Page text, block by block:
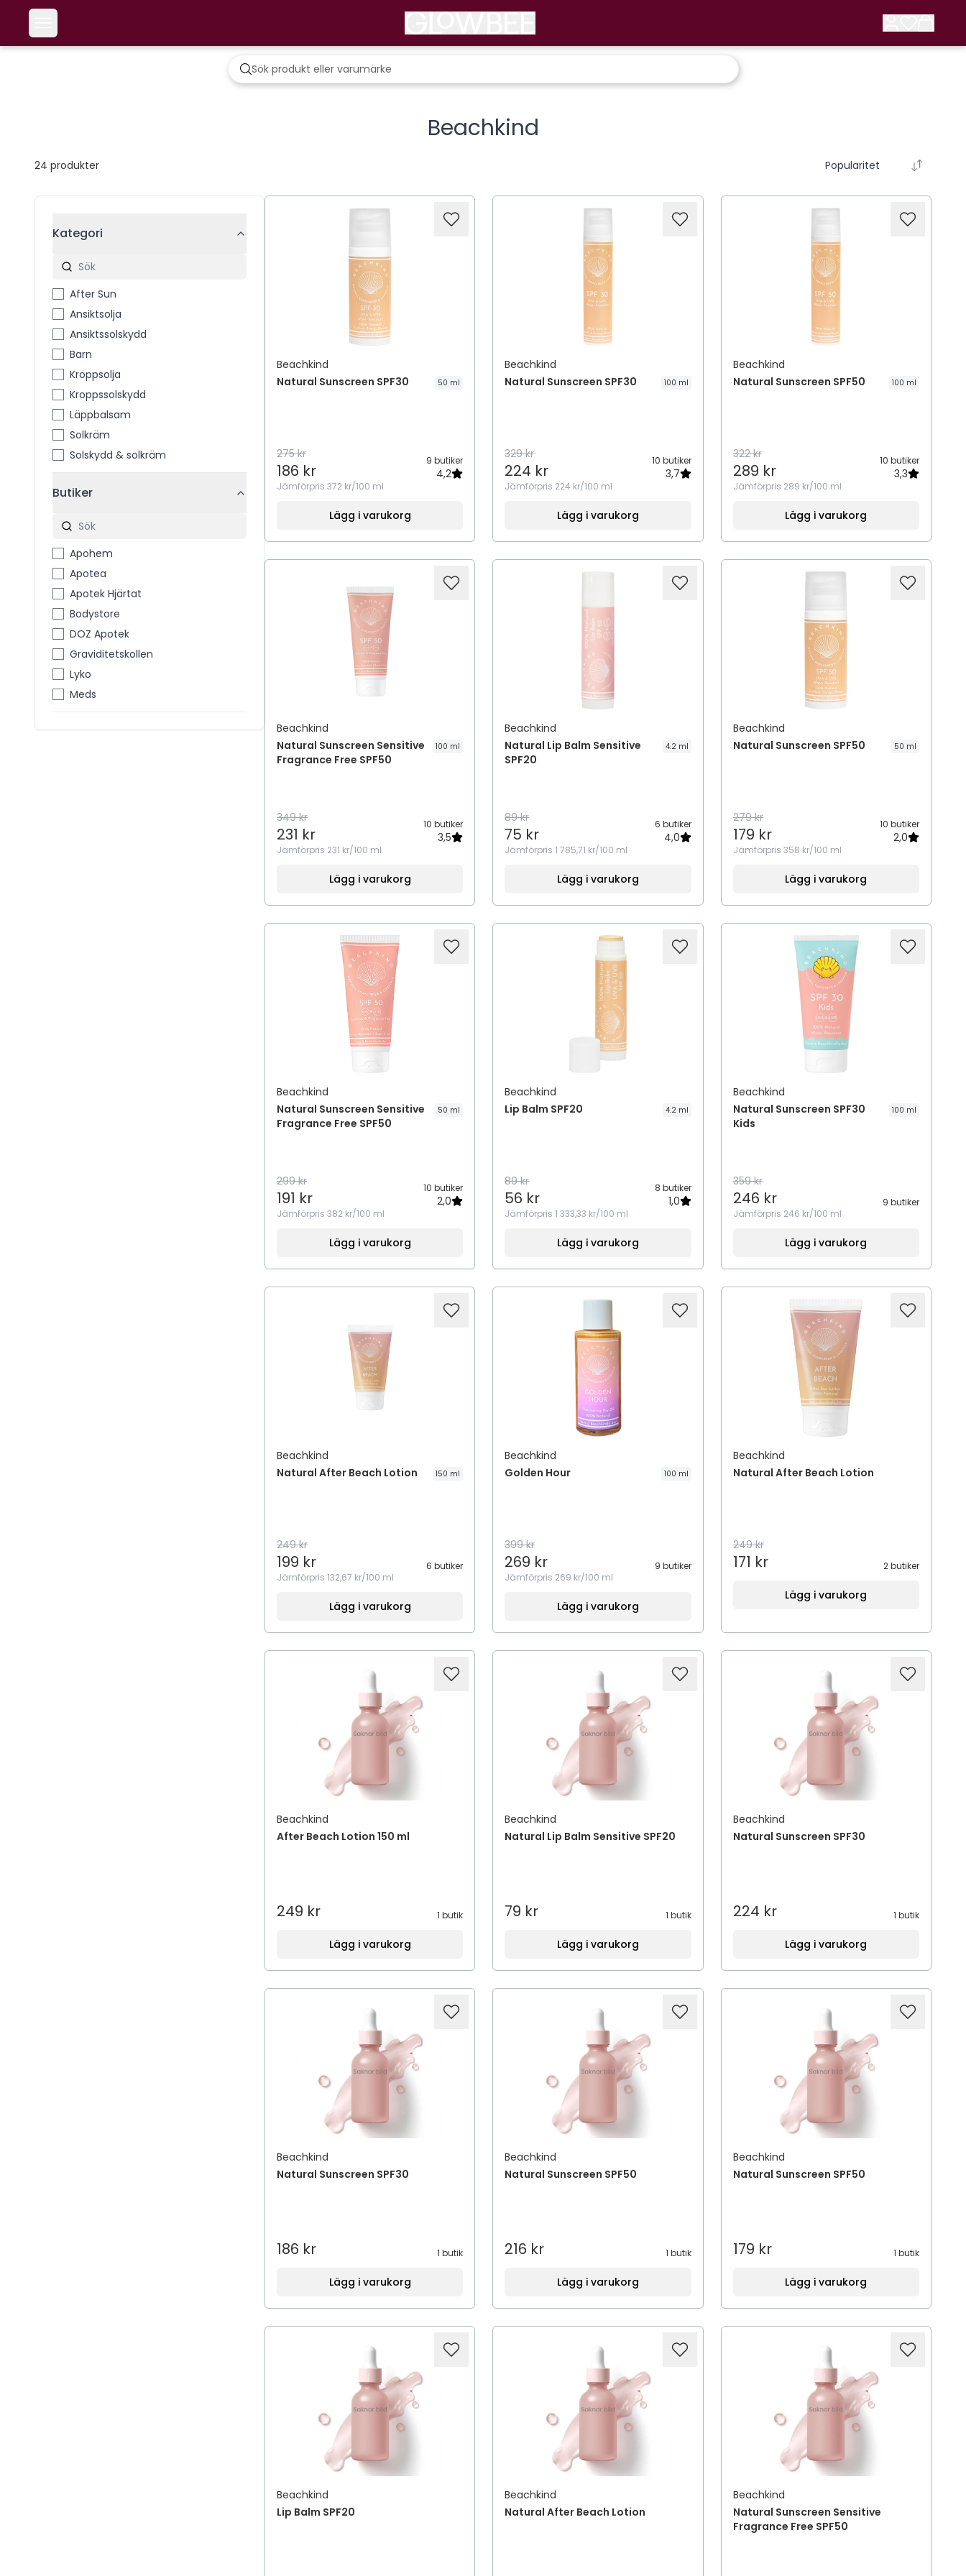
Beachkind
24 produkter Popularitet
Kategori
After Sun
Ansiktsolja
Ansiktssolskydd
Barn
Kroppsolja
Kroppssolskydd
Läppbalsam
Solkräm
Solskydd & solkräm
Butiker
Apohem
Apotea
Apotek Hjärtat
Bodystore
DOZ Apotek
Graviditetskollen
Lyko
Meds
Beachkind
Natural Sunscreen SPF30
50 ml
275 kr
186 kr
9 butiker
4,2
Jämförpris 372 kr/100 ml
Lägg i varukorg
Beachkind
Natural Sunscreen SPF30
100 ml
329 kr
224 kr
10 butiker
3,7
Jämförpris 224 kr/100 ml
Lägg i varukorg
Beachkind
Natural Sunscreen SPF50
100 ml
322 kr
289 kr
10 butiker
3,3
Jämförpris 289 kr/100 ml
Lägg i varukorg
Beachkind
Natural Sunscreen Sensitive
Fragrance Free SPF50
100 ml
349 kr
231 kr
10 butiker
3,5
Jämförpris 231 kr/100 ml
Lägg i varukorg
Beachkind
Natural Lip Balm Sensitive
SPF20
4.2 ml
89 kr
75 kr
6 butiker
4,0
Jämförpris1 785,71 kr/100 ml
Lägg i varukorg
Beachkind
Natural Sunscreen SPF50
50 ml
279 kr
179 kr
10 butiker
2,0
Jämförpris 358 kr/100 ml
Lägg i varukorg
Beachkind
Natural Sunscreen Sensitive
Fragrance Free SPF50
50 ml
299 kr
191 kr
10 butiker
2,0
Jämförpris 382 kr/100 ml
Lägg i varukorg
Beachkind
Lip Balm SPF20
4.2 ml
89 kr
56 kr
8 butiker
1,0
Jämförpris1 333,33 kr/100 ml
Lägg i varukorg
Beachkind
Natural Sunscreen SPF30
Kids
100 ml
359 kr
246 kr
9 butiker
Jämförpris 246 kr/100 ml
Lägg i varukorg
Beachkind
Natural After Beach Lotion
150 ml
249 kr
199 kr
6 butiker
Jämförpris 132,67 kr/100 ml
Lägg i varukorg
Beachkind
Golden Hour
100 ml
399 kr
269 kr
9 butiker
Jämförpris 269 kr/100 ml
Lägg i varukorg
Beachkind
Natural After Beach Lotion
249 kr
171 kr 2 butiker
Lägg i varukorg
Beachkind
After Beach Lotion 150 ml
249 kr 1 butik
Lägg i varukorg
Beachkind
Natural Lip Balm Sensitive SPF20
79 kr 1 butik
Lägg i varukorg
Beachkind
Natural Sunscreen SPF30
224 kr 1 butik
Lägg i varukorg
Beachkind
Natural Sunscreen SPF30
186 kr 1 butik
Lägg i varukorg
Beachkind
Natural Sunscreen SPF50
216 kr 1 butik
Lägg i varukorg
Beachkind
Natural Sunscreen SPF50
179 kr 1 butik
Lägg i varukorg
Beachkind
Lip Balm SPF20
Beachkind
Natural After Beach Lotion
Beachkind
Natural Sunscreen Sensitive
Fragrance Free SPF50